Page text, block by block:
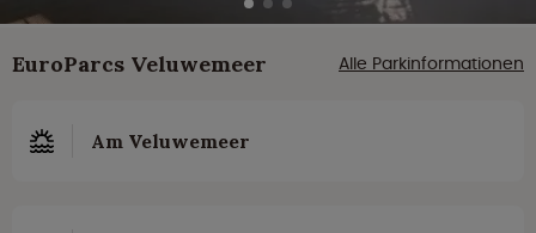
EuroParcs Veluwemeer Alle Parkinformationen
Am Veluwemeer